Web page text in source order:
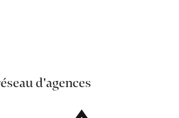
d'agences